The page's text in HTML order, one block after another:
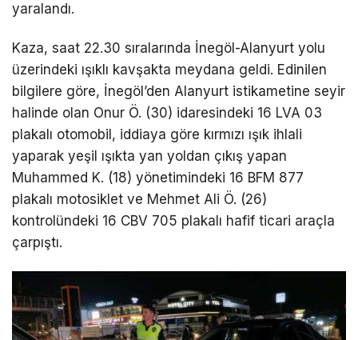
yaralandı.
Kaza, saat 22.30 sıralarında İnegöl-Alanyurt yolu
üzerindeki ışıklı kavşakta meydana geldi. Edinilen
bilgilere göre, İnegöl’den Alanyurt istikametine seyir
halinde olan Onur Ö. (30) idaresindeki 16 LVA 03
plakalı otomobil, iddiaya göre kırmızı ışık ihlali
yaparak yeşil ışıkta yan yoldan çıkış yapan
Muhammed K. (18) yönetimindeki 16 BFM 877
plakalı motosiklet ve Mehmet Ali Ö. (26)
kontrolündeki 16 CBV 705 plakalı hafif ticari araçla
çarpıştı.